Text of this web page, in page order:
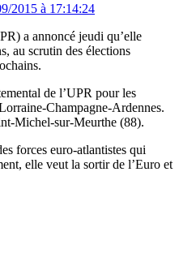
2015 à 17:14:24
a annoncé jeudi qu’elle
au scrutin des élections
de l’UPR pour les
Champagne-Ardennes.
Michel-sur-Meurthe (88).
forces euro-atlantistes qui
elle veut la sortir de l’Euro et